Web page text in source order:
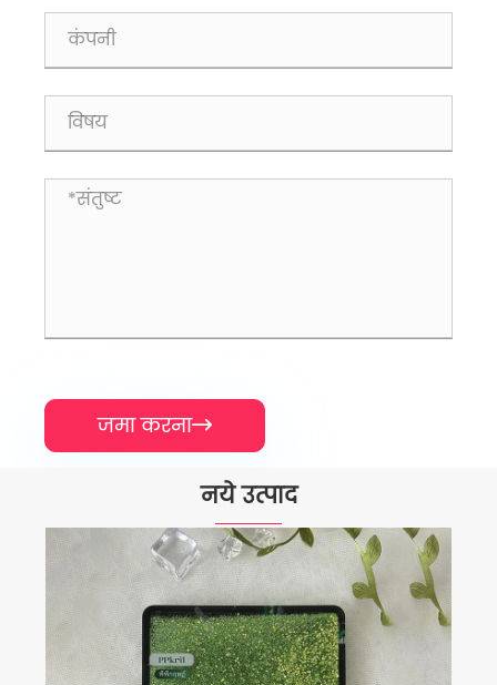
जमा करना
नये उत्पाद
Acrylic Fridge Magnets
और देखें >>